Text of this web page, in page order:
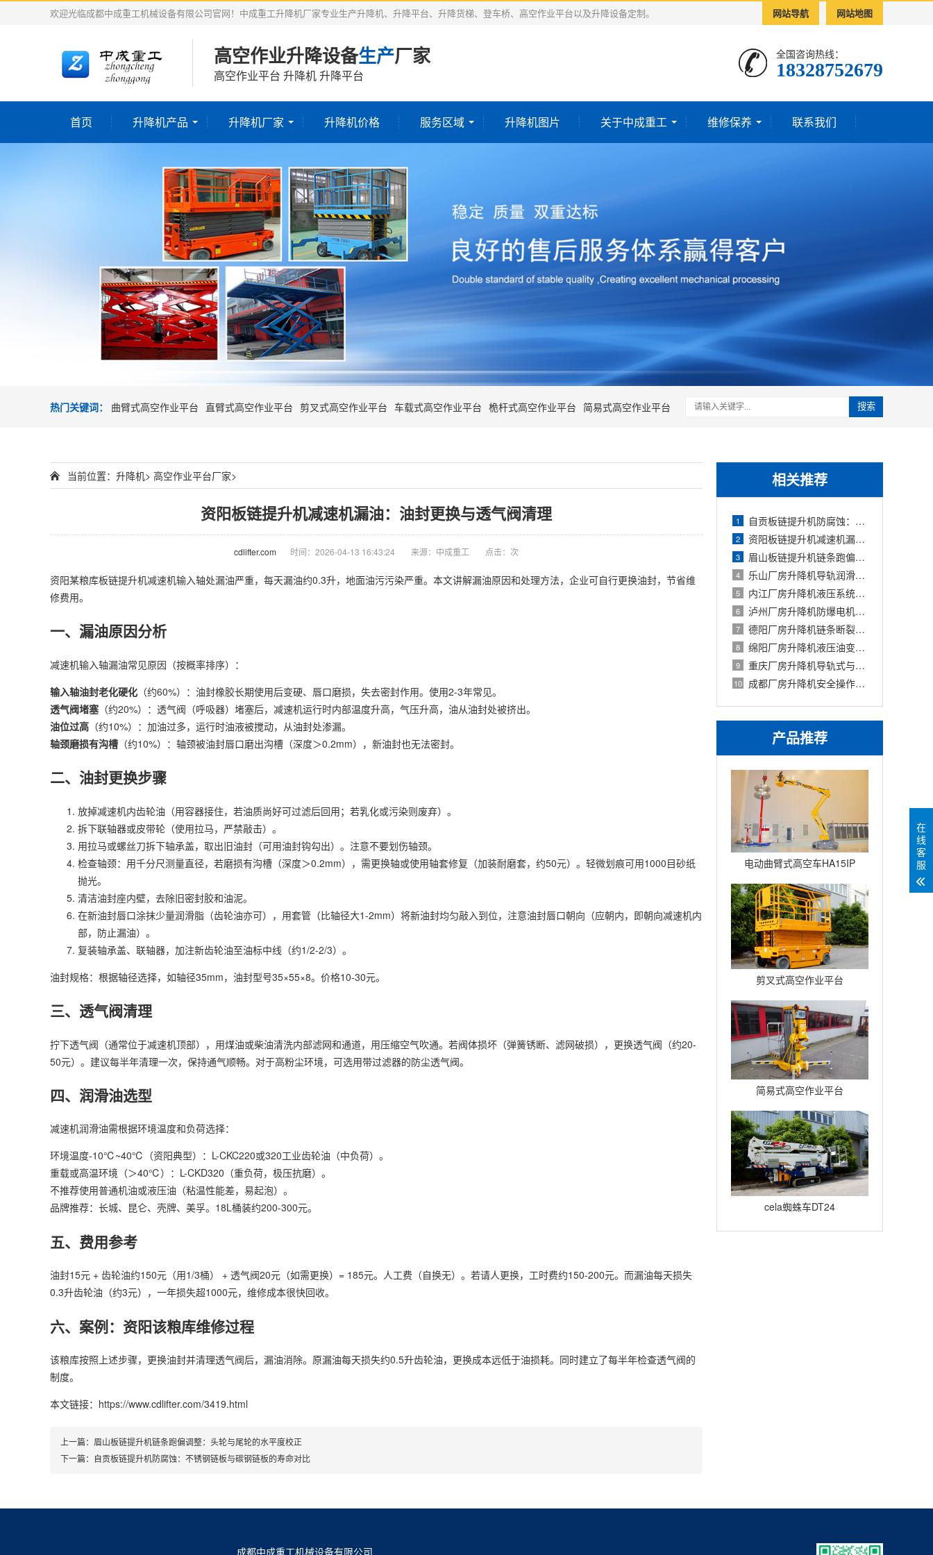
网站导航 网站地图
欢迎光临成都中成重工机械设备有限公司官网！中成重工升降机厂家专业生产升降机、升降平台、升降货梯、登车桥、高空作业平台以及升降设备定制。
高空作业升降设备生产厂家
高空作业平台 升降机 升降平台
全国咨询热线：
18328752679‬
首页 升降机产品 升降机厂家 升降机价格 服务区域 升降机图片 关于中成重工 维修保养 联系我们
热门关键词： 曲臂式高空作业平台 直臂式高空作业平台 剪叉式高空作业平台 车载式高空作业平台 桅杆式高空作业平台 简易式高空作业平台 搜索
相关推荐
1 自贡板链提升机防腐蚀：不锈钢链板与碳
2 资阳板链提升机减速机漏油：油封更换与
3 眉山板链提升机链条跑偏调整：头轮与尾
4 乐山厂房升降机导轨润滑脂选型与加注周
5 内江厂房升降机液压系统进气故障：抖动
6 泸州厂房升降机防爆电机选型与接线规范
7 德阳厂房升降机链条断裂事故分析：原因
8 绵阳厂房升降机液压油变黑的原因与快速
9 重庆厂房升降机导轨式与剪叉式对比：基
10 成都厂房升降机安全操作规程：新员工上
产品推荐
电动曲臂式高空车HA15IP
剪叉式高空作业平台
Compact12
简易式高空作业平台
Quickup7
cela蜘蛛车DT24
当前位置： 升降机> 高空作业平台厂家>
资阳板链提升机减速机漏油：油封更换与透气阀清理
cdlifter.com 时间：2026-04-13 16:43:24 来源：中成重工 点击： 次
资阳某粮库板链提升机减速机输入轴处漏油严重，每天漏油约0.3升，地面油污污染严重。本文讲解漏油原因和处理方法，企业可自行更换油封，节省维
修费用。
一、漏油原因分析
减速机输入轴漏油常见原因（按概率排序）：
输入轴油封老化硬化 （约60%）：油封橡胶长期使用后变硬、唇口磨损，失去密封作用。使用2-3年常见。
透气阀堵塞 （约20%）：透气阀（呼吸器）堵塞后，减速机运行时内部温度升高，气压升高，油从油封处被挤出。
油位过高 （约10%）：加油过多，运行时油液被搅动，从油封处渗漏。
轴颈磨损有沟槽 （约10%）：轴颈被油封唇口磨出沟槽（深度＞0.2mm），新油封也无法密封。
二、油封更换步骤
放掉减速机内齿轮油（用容器接住，若油质尚好可过滤后回用；若乳化或污染则废弃）。
拆下联轴器或皮带轮（使用拉马，严禁敲击）。
用拉马或螺丝刀拆下轴承盖，取出旧油封（可用油封钩勾出）。注意不要划伤轴颈。
检查轴颈：用千分尺测量直径，若磨损有沟槽（深度＞0.2mm），需更换轴或使用轴套修复（加装耐磨套，约50元）。轻微划痕可用1000目砂纸
抛光。
清洁油封座内壁，去除旧密封胶和油泥。
在新油封唇口涂抹少量润滑脂（齿轮油亦可），用套管（比轴径大1-2mm）将新油封均匀敲入到位，注意油封唇口朝向（应朝内，即朝向减速机内
部，防止漏油）。
复装轴承盖、联轴器，加注新齿轮油至油标中线（约1/2-2/3）。
油封规格：根据轴径选择，如轴径35mm，油封型号35×55×8。价格10-30元。
三、透气阀清理
拧下透气阀（通常位于减速机顶部），用煤油或柴油清洗内部滤网和通道，用压缩空气吹通。若阀体损坏（弹簧锈断、滤网破损），更换透气阀（约20-
50元）。建议每半年清理一次，保持通气顺畅。对于高粉尘环境，可选用带过滤器的防尘透气阀。
四、润滑油选型
减速机润滑油需根据环境温度和负荷选择：
环境温度-10℃~40℃（资阳典型）：L-CKC220或320工业齿轮油（中负荷）。
重载或高温环境（＞40℃）：L-CKD320（重负荷，极压抗磨）。
不推荐使用普通机油或液压油（粘温性能差，易起泡）。
品牌推荐：长城、昆仑、壳牌、美孚。18L桶装约200-300元。
五、费用参考
油封15元 + 齿轮油约150元（用1/3桶） + 透气阀20元（如需更换）= 185元。人工费（自换无）。若请人更换，工时费约150-200元。而漏油每天损失
0.3升齿轮油（约3元），一年损失超1000元，维修成本很快回收。
六、案例：资阳该粮库维修过程
该粮库按照上述步骤，更换油封并清理透气阀后，漏油消除。原漏油每天损失约0.5升齿轮油，更换成本远低于油损耗。同时建立了每半年检查透气阀的
制度。
本文链接：https://www.cdlifter.com/3419.html
上一篇： 眉山板链提升机链条跑偏调整：头轮与尾轮的水平度校正
下一篇： 自贡板链提升机防腐蚀：不锈钢链板与碳钢链板的寿命对比
成都中成重工机械设备有限公司
在
线
客
服